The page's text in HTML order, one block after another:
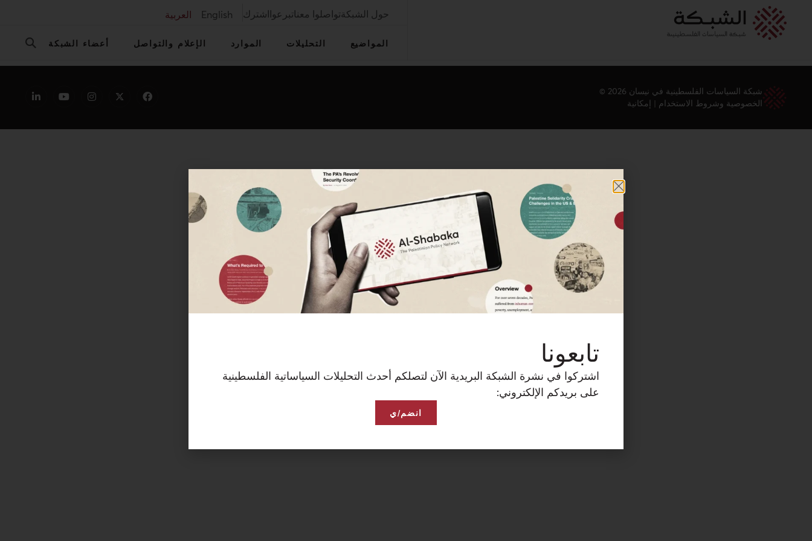
حول الشبكةتواصلوا معناتبرعوااشترك English العربية
المواضيع التحليلات الموارد الإعلام والتواصل أعضاء الشبكة
شبكة السياسات الفلسطينية في نيسان 2026 ©
الخصوصية وشروط الاستخدام
إمكانية
تابعونا
اشتركوا في نشرة الشبكة البريدية الآن لتصلكم أحدث التحليلات السياساتية الفلسطينية
على بريدكم الإلكتروني:
انضم/ي